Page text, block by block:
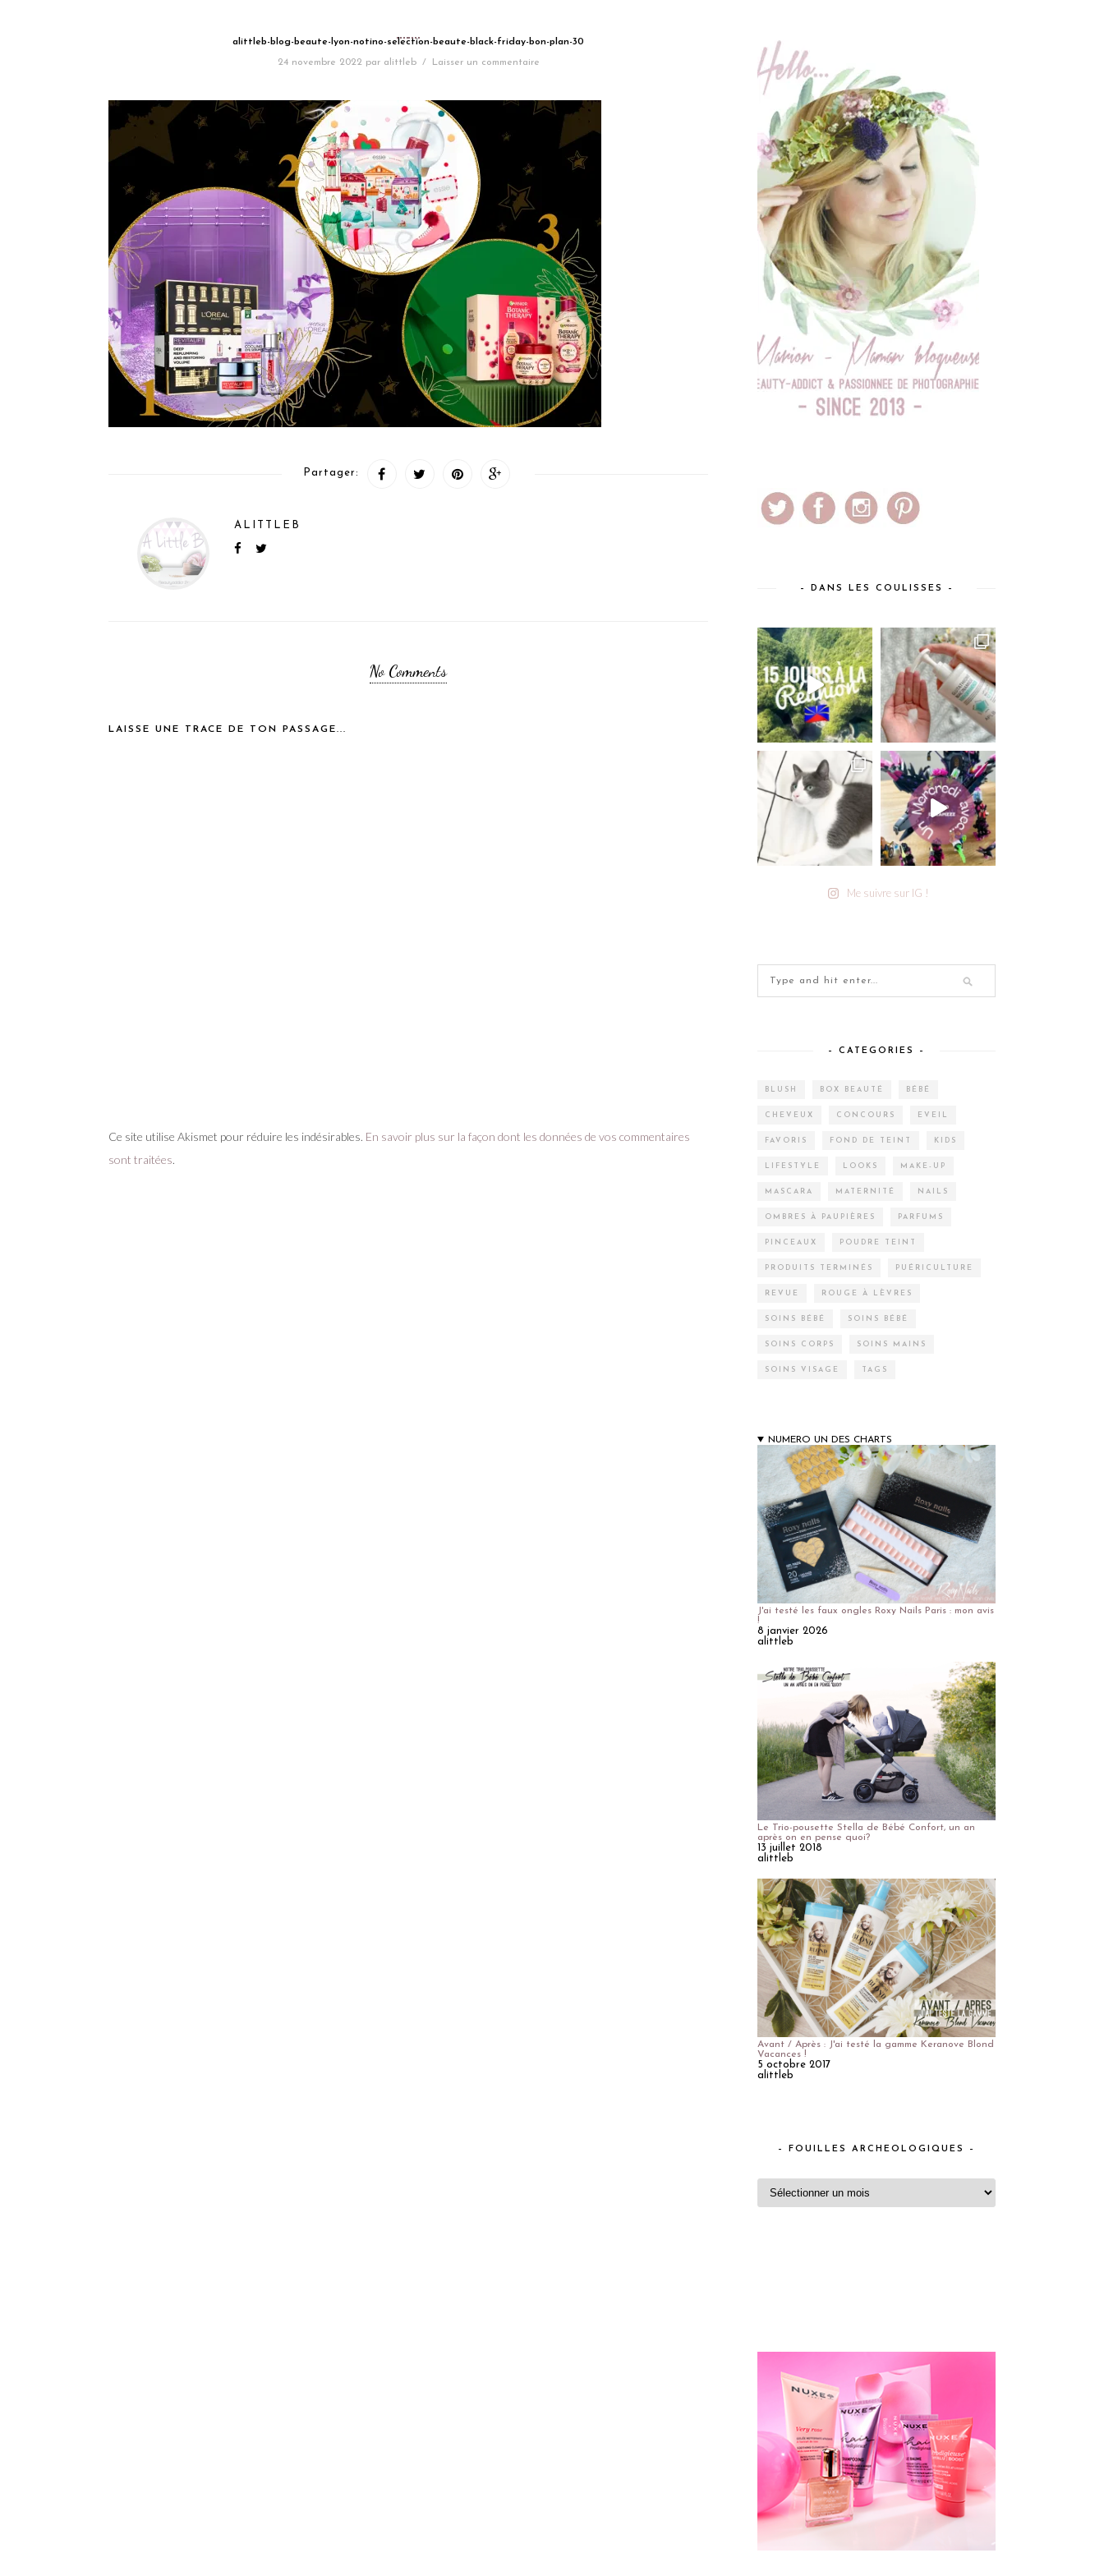
alittleb-blog-beaute-lyon-notino-selection-beaute-black-friday-bon-plan-30
24 novembre 2022 par alittleb / Laisser un commentaire
Partager:
ALITTLEB
No Comments
LAISSE UNE TRACE DE TON PASSAGE...
Ce site utilise Akismet pour réduire les indésirables. En savoir plus sur la façon dont les données de vos commentaires
sont traitées.
– DANS LES COULISSES –
Me suivre sur IG !
– CATEGORIES –
BLUSH BOX BEAUTÉ BÉBÉ
CHEVEUX CONCOURS EVEIL
FAVORIS FOND DE TEINT KIDS
LIFESTYLE LOOKS MAKE-UP
MASCARA MATERNITÉ NAILS
OMBRES À PAUPIÈRES PARFUMS
PINCEAUX POUDRE TEINT
PRODUITS TERMINÉS PUÉRICULTURE
REVUE ROUGE À LÈVRES
SOINS BÉBÉ SOINS BÉBÉ
SOINS CORPS SOINS MAINS
SOINS VISAGE TAGS
NUMERO UN DES CHARTS
J'ai testé les faux ongles Roxy Nails Paris : mon avis
!
8 janvier 2026
alittleb
Le Trio-pousette Stella de Bébé Confort, un an
après on en pense quoi?
13 juillet 2018
alittleb
Avant / Après : J'ai testé la gamme Keranove Blond
Vacances !
5 octobre 2017
alittleb
– FOUILLES ARCHEOLOGIQUES –